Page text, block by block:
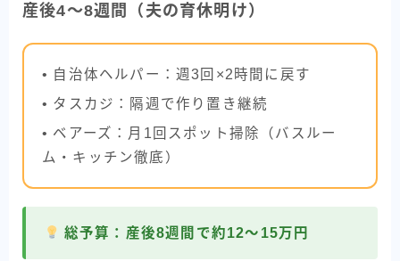
産後4〜8週間（夫の育休明け）
• 自治体ヘルパー：週3回×2時間に戻す
• タスカジ：隔週で作り置き継続
• ベアーズ：月1回スポット掃除（バスルー
ム・キッチン徹底）
総予算：産後8週間で約12〜15万円